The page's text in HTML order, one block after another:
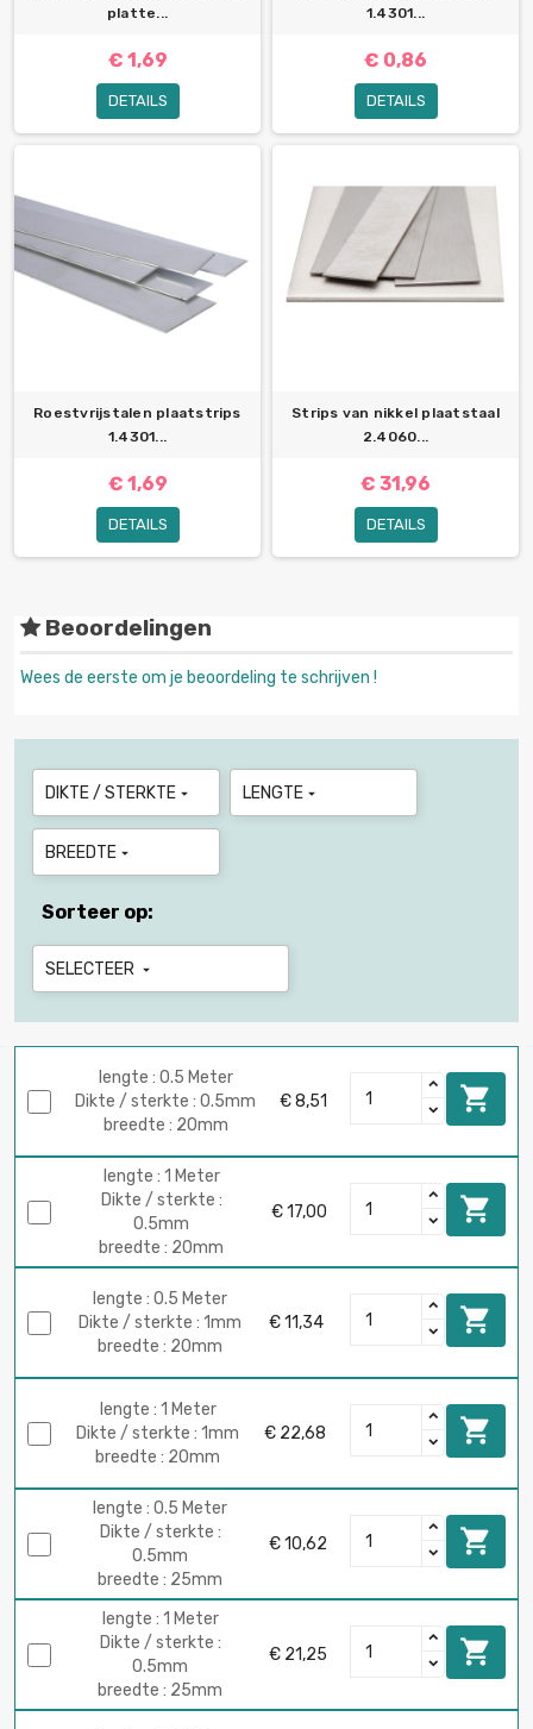
platte...
€ 1,69
DETAILS
1.4301...
€ 0,86
DETAILS
Roestvrijstalen plaatstrips
1.4301...
€ 1,69
DETAILS
Strips van nikkel plaatstaal
2.4060...
€ 31,96
DETAILS
Beoordelingen
Wees de eerste om je beoordeling te schrijven !
DIKTE / STERKTE  LENGTE 
BREEDTE 
Sorteer op:
SELECTEER 
lengte : 0.5 Meter
Dikte / sterkte : 0.5mm
breedte : 20mm
€ 8,51 
lengte : 1 Meter
Dikte / sterkte :
0.5mm
breedte : 20mm
€ 17,00 
lengte : 0.5 Meter
Dikte / sterkte : 1mm
breedte : 20mm
€ 11,34 
lengte : 1 Meter
Dikte / sterkte : 1mm
breedte : 20mm
€ 22,68 
lengte : 0.5 Meter
Dikte / sterkte :
0.5mm
breedte : 25mm
€ 10,62 
lengte : 1 Meter
Dikte / sterkte :
0.5mm
breedte : 25mm
€ 21,25 